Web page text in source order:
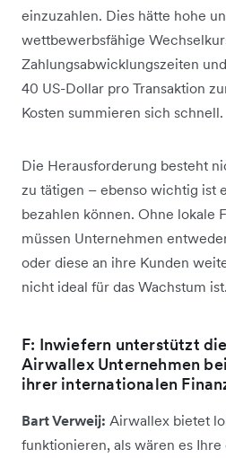
einzuzahlen. Dies hätte hohe
wettbewerbsfähige
Zahlungsabwicklungszeiten
40 US-Dollar pro Transaktion
Kosten summieren sich schnell.
Die Herausforderung besteht
zu tätigen – ebenso wichtig ist
bezahlen können. Ohne lokale
müssen Unternehmen
oder diese an ihre Kunden
nicht ideal für das Wachstum ist.
F: Inwiefern unterstützt
Airwallex Unternehmen
ihrer internationalen
Bart Verweij: Airwallex bietet
funktionieren, als wären es